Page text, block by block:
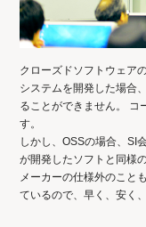
クローズドソフトウェア
システムを開発した場合
ることができません。 コ
す。
しかし、OSSの場合、SI
が開発したソフトと同様
メーカーの仕様外のこと
ているので、早く、安く